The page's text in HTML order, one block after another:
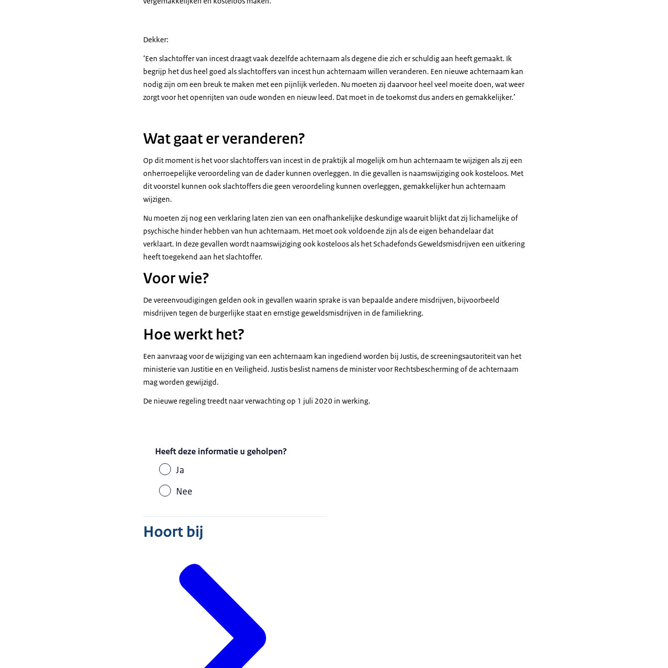
Dekker:
‘Een slachtoffer van incest draagt vaak dezelfde achternaam als degene die zich er schuldig aan heeft gemaakt. Ik
begrijp het dus heel goed als slachtoffers van incest hun achternaam willen veranderen. Een nieuwe achternaam kan
nodig zijn om een breuk te maken met een pijnlijk verleden. Nu moeten zij daarvoor heel veel moeite doen, wat weer
zorgt voor het openrijten van oude wonden en nieuw leed. Dat moet in de toekomst dus anders en gemakkelijker.’
Wat gaat er veranderen?
Op dit moment is het voor slachtoffers van incest in de praktijk al mogelijk om hun achternaam te wijzigen als zij een
onherroepelijke veroordeling van de dader kunnen overleggen. In die gevallen is naamswijziging ook kosteloos. Met
dit voorstel kunnen ook slachtoffers die geen veroordeling kunnen overleggen, gemakkelijker hun achternaam
wijzigen.
Nu moeten zij nog een verklaring laten zien van een onafhankelijke deskundige waaruit blijkt dat zij lichamelijke of
psychische hinder hebben van hun achternaam. Het moet ook voldoende zijn als de eigen behandelaar dat
verklaart. In deze gevallen wordt naamswijziging ook kosteloos als het Schadefonds Geweldsmisdrijven een uitkering
heeft toegekend aan het slachtoffer.
Voor wie?
De vereenvoudigingen gelden ook in gevallen waarin sprake is van bepaalde andere misdrijven, bijvoorbeeld
misdrijven tegen de burgerlijke staat en ernstige geweldsmisdrijven in de familiekring.
Hoe werkt het?
Een aanvraag voor de wijziging van een achternaam kan ingediend worden bij Justis, de screeningsautoriteit van het
ministerie van Justitie en en Veiligheid. Justis beslist namens de minister voor Rechtsbescherming of de achternaam
mag worden gewijzigd.
De nieuwe regeling treedt naar verwachting op 1 juli 2020 in werking.
Heeft deze informatie u geholpen?
Ja
Nee
Hoort bij